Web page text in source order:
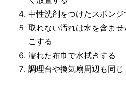
中性洗剤をつけたスポンジ
取れない汚れは水を含ま
こする
濡れた布巾で水拭きする
調理台や換気扇周辺も同じ